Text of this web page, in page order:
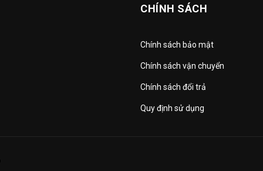
CHÍNH SÁCH
Chính sách bảo mật
Chính sách vận chuyển
Chính sách đổi trả
Quy định sử dụng